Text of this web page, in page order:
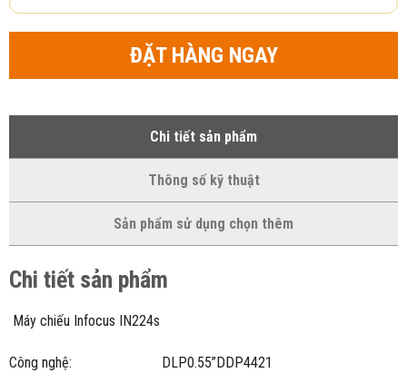
ĐẶT HÀNG NGAY
Chi tiết sản phẩm
Thông số kỹ thuật
Sản phẩm sử dụng chọn thêm
Chi tiết sản phẩm
Máy chiếu Infocus IN224s
Công nghệ:
DLP0.55”DDP4421